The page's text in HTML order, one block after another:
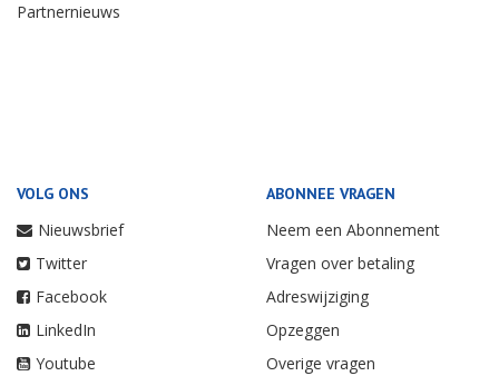
Partnernieuws
VOLG ONS
Nieuwsbrief
Twitter
Facebook
LinkedIn
Youtube
ABONNEE VRAGEN
Neem een Abonnement
Vragen over betaling
Adreswijziging
Opzeggen
Overige vragen